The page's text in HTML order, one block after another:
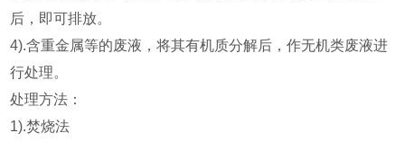
后，即可排放。
4).含重金属等的废液，将其有机质分解后，作无机类废液进
行处理。
处理方法：
1).焚烧法